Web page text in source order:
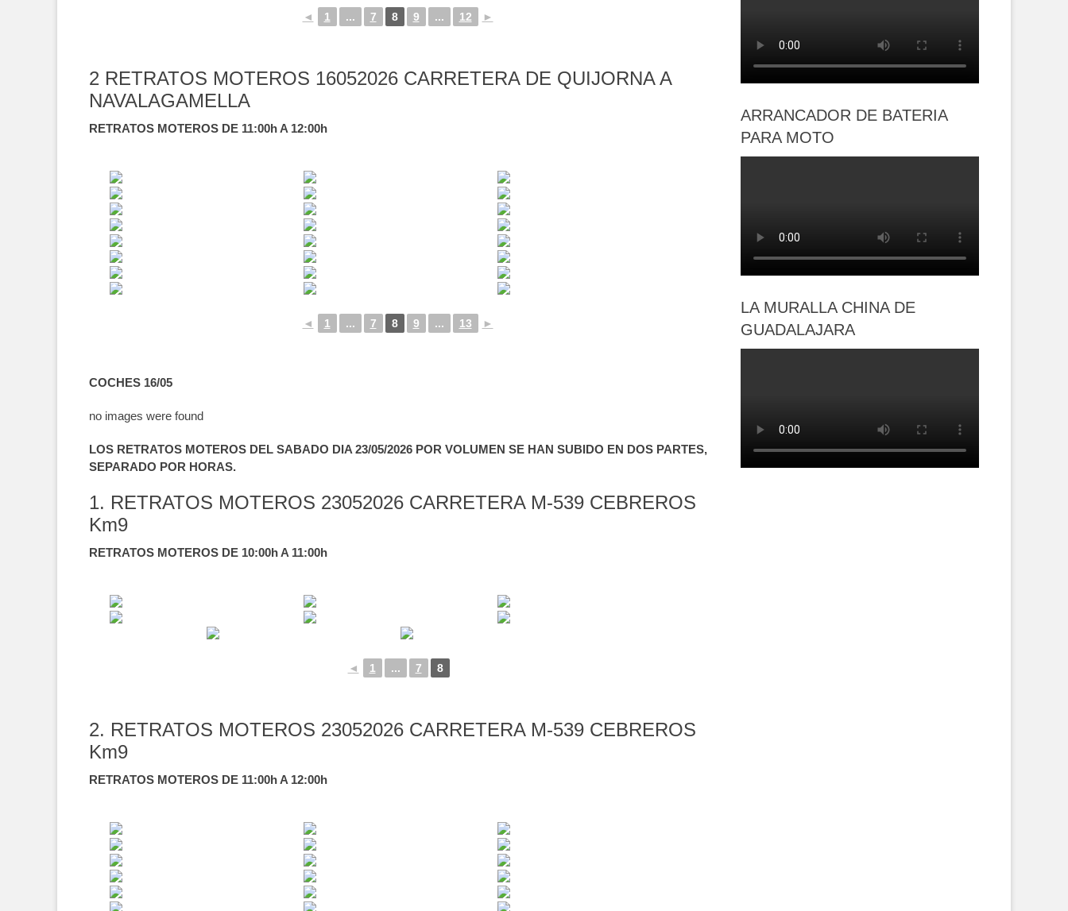
◄ 1 ... 7 8 9 ... 12 ►
2 RETRATOS MOTEROS 16052026 CARRETERA DE QUIJORNA A
NAVALAGAMELLA
RETRATOS MOTEROS DE 11:00h A 12:00h
◄ 1 ... 7 8 9 ... 13 ►
COCHES 16/05
no images were found
LOS RETRATOS MOTEROS DEL SABADO DIA 23/05/2026 POR VOLUMEN SE HAN SUBIDO EN DOS PARTES,
SEPARADO POR HORAS.
1. RETRATOS MOTEROS 23052026 CARRETERA M-539 CEBREROS
Km9
RETRATOS MOTEROS DE 10:00h A 11:00h
◄ 1 ... 7 8
2. RETRATOS MOTEROS 23052026 CARRETERA M-539 CEBREROS
Km9
RETRATOS MOTEROS DE 11:00h A 12:00h
ARRANCADOR DE BATERIA
PARA MOTO
LA MURALLA CHINA DE
GUADALAJARA